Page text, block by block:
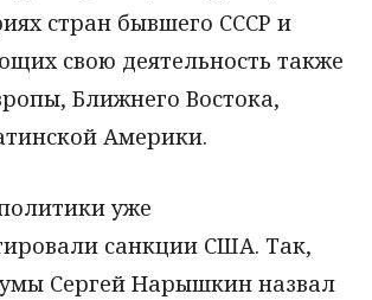
стран бывшего СССР и
свою деятельность также
Ближнего Востока,
Америки.
уже
санкции США. Так,
Сергей Нарышкин назвал